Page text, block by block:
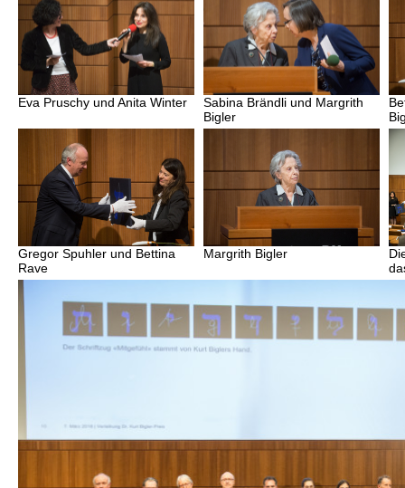
Eva Pruschy und Anita Winter
Sabina Brändli und Margrith
Bigler
Gregor Spuhler und Bettina
Rave
Margrith Bigler